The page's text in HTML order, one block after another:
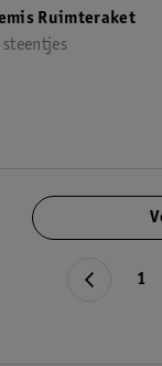
Ruimteraket
steentjes
1